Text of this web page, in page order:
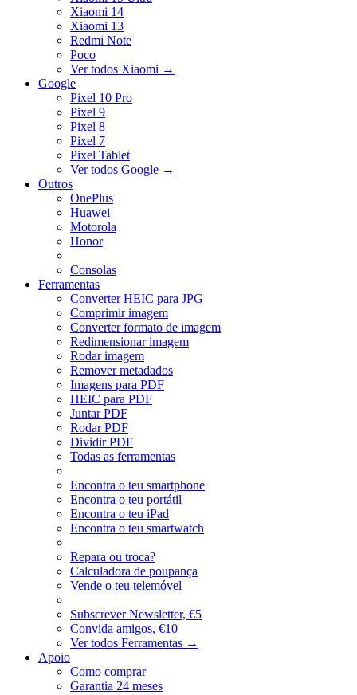
Xiaomi 14
Xiaomi 13
Redmi Note
Poco
Ver todos Xiaomi →
Google
Pixel 10 Pro
Pixel 9
Pixel 8
Pixel 7
Pixel Tablet
Ver todos Google →
Outros
OnePlus
Huawei
Motorola
Honor
Consolas
Ferramentas
Converter HEIC para JPG
Comprimir imagem
Converter formato de imagem
Redimensionar imagem
Rodar imagem
Remover metadados
Imagens para PDF
HEIC para PDF
Juntar PDF
Rodar PDF
Dividir PDF
Todas as ferramentas
Encontra o teu smartphone
Encontra o teu portátil
Encontra o teu iPad
Encontra o teu smartwatch
Repara ou troca?
Calculadora de poupança
Vende o teu telemóvel
Subscrever Newsletter, €5
Convida amigos, €10
Ver todos Ferramentas →
Apoio
Como comprar
Garantia 24 meses